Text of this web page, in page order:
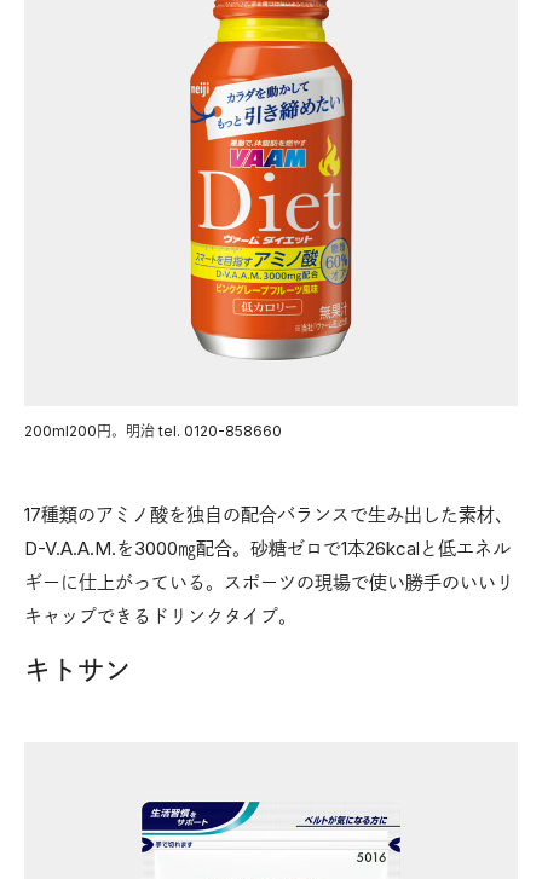
200ml200円。明治 tel. 0120-858660
17種類のアミノ酸を独自の配合バランスで生み出した素材、
D-V.A.A.M.を3000㎎配合。砂糖ゼロで1本26kcalと低エネル
ギーに仕上がっている。スポーツの現場で使い勝手のいいリ
キャップできるドリンクタイプ。
キトサン